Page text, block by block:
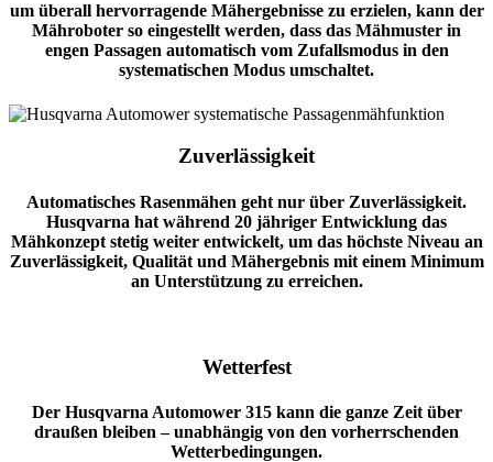
um überall hervorragende Mähergebnisse zu erzielen, kann der
Mähroboter so eingestellt werden, dass das Mähmuster in
engen Passagen automatisch vom Zufallsmodus in den
systematischen Modus umschaltet.
Zuverlässigkeit
Automatisches Rasenmähen geht nur über Zuverlässigkeit.
Husqvarna hat während 20 jähriger Entwicklung das
Mähkonzept stetig weiter entwickelt, um das höchste Niveau an
Zuverlässigkeit, Qualität und Mähergebnis mit einem Minimum
an Unterstützung zu erreichen.
Wetterfest
Der Husqvarna Automower 315 kann die ganze Zeit über
draußen bleiben – unabhängig von den vorherrschenden
Wetterbedingungen.